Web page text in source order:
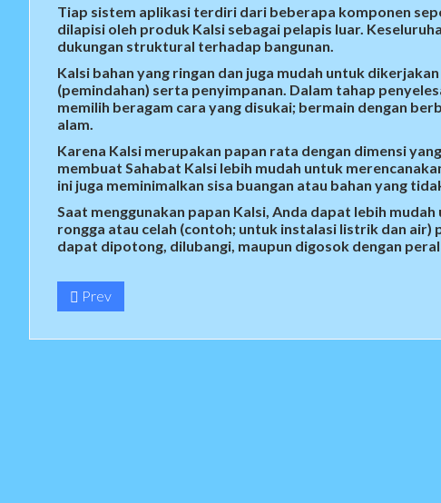
Tiap sistem aplikasi terdiri dari beberapa komponen
dilapisi oleh produk Kalsi sebagai pelapis luar.
dukungan struktural terhadap bangunan.
Kalsi bahan yang ringan dan juga mudah untuk
(pemindahan) serta penyimpanan. Dalam tahap
memilih beragam cara yang disukai; bermain dengan
alam.
Karena Kalsi merupakan papan rata dengan dimensi
membuat Sahabat Kalsi lebih mudah untuk
ini juga meminimalkan sisa buangan atau bahan yang
Saat menggunakan papan Kalsi, Anda dapat lebih
rongga atau celah (contoh; untuk instalasi listrik dan air)
dapat dipotong, dilubangi, maupun digosok dengan
Prev